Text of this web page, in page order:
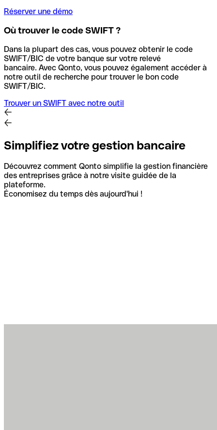
Réserver une démo
Où trouver le code SWIFT ?
Dans la plupart des cas, vous pouvez obtenir le code
SWIFT/BIC de votre banque sur votre relevé
bancaire. Avec Qonto, vous pouvez également accéder à
notre outil de recherche pour trouver le bon code
SWIFT/BIC.
Trouver un SWIFT avec notre outil
Simplifiez votre gestion bancaire
Découvrez comment Qonto simplifie la gestion financière
des entreprises grâce à notre visite guidée de la
plateforme.
Économisez du temps dès aujourd'hui !